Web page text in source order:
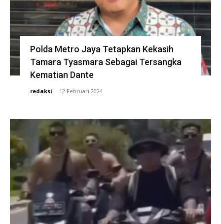
Polda Metro Jaya Tetapkan Kekasih
Tamara Tyasmara Sebagai Tersangka
Kematian Dante
redaksi - 12 Februari 2024